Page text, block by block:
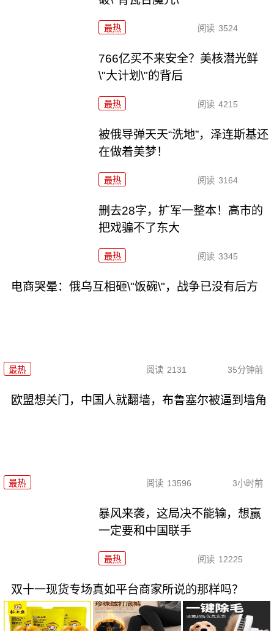
最热 阅读 3524
766亿买不来安全？美核潜光鲜
\"大计划\"的背后
最热 阅读 4215
被俄导弹天天“洗地”，泽连斯基还
在做着美梦！
最热 阅读 3164
删去28字，扩军一整本！高市的
把戏骗不了东大
最热 阅读 3345
电商哭晕：俄乌互相砸\"饭碗\"，战争已没有后方
最热 阅读 2131 35分钟前
欧盟想关门，中国人就翻墙，布鲁塞尔被逼到墙角
最热 阅读 13596 3小时前
暴风来袭，这局决不能输，想赢
一定要和中国联手
最热 阅读 12225
双十一现货专场真如平台商家所说的那样吗？